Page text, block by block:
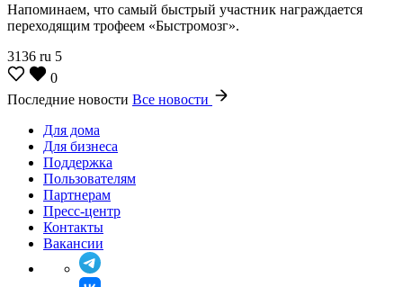
Напоминаем, что самый быстрый участник награждается
переходящим трофеем «Быстромозг».
3136 ru 5
0
Последние новости Все новости
Для дома
Для бизнеса
Поддержка
Пользователям
Партнерам
Пресс-центр
Контакты
Вакансии